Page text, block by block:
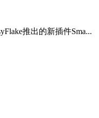
推出的新插件Sma...